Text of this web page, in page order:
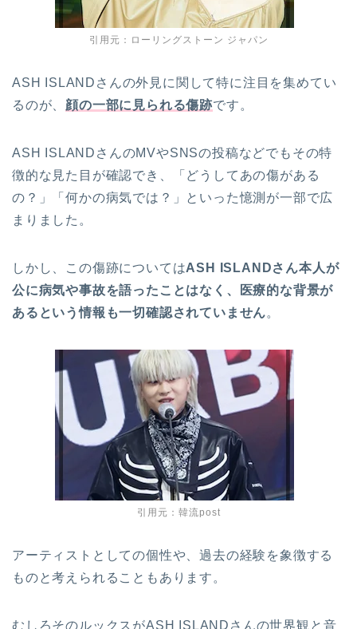
引用元：ローリングストーン ジャパン
ASH ISLANDさんの外見に関して特に注目を集めてい
るのが、 顔の一部に見られる傷跡です。
ASH ISLANDさんのMVやSNSの投稿などでもその特
徴的な見た目が確認でき、「どうしてあの傷がある
の？」「何かの病気では？」といった憶測が一部で広
まりました。
しかし、この傷跡についてはASH ISLANDさん本人が
公に病気や事故を語ったことはなく、医療的な背景が
あるという情報も一切確認されていません。
引用元：韓流post
アーティストとしての個性や、過去の経験を象徴する
ものと考えられることもあります。
むしろそのルックスがASH ISLANDさんの世界観と音